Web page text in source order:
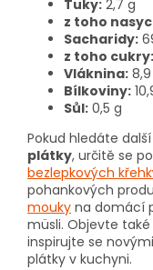
Tuky: 2,7 g
z toho
Sacharidy:
z toho cukry:
Vláknina:
Bílkoviny:
Sůl: 0,5 g
Pokud hledáte další
plátky, určitě se
bezlepkových
pohankových
mouky na domácí
müsli. Objevte také
inspirujte se
plátky v kuchyni.